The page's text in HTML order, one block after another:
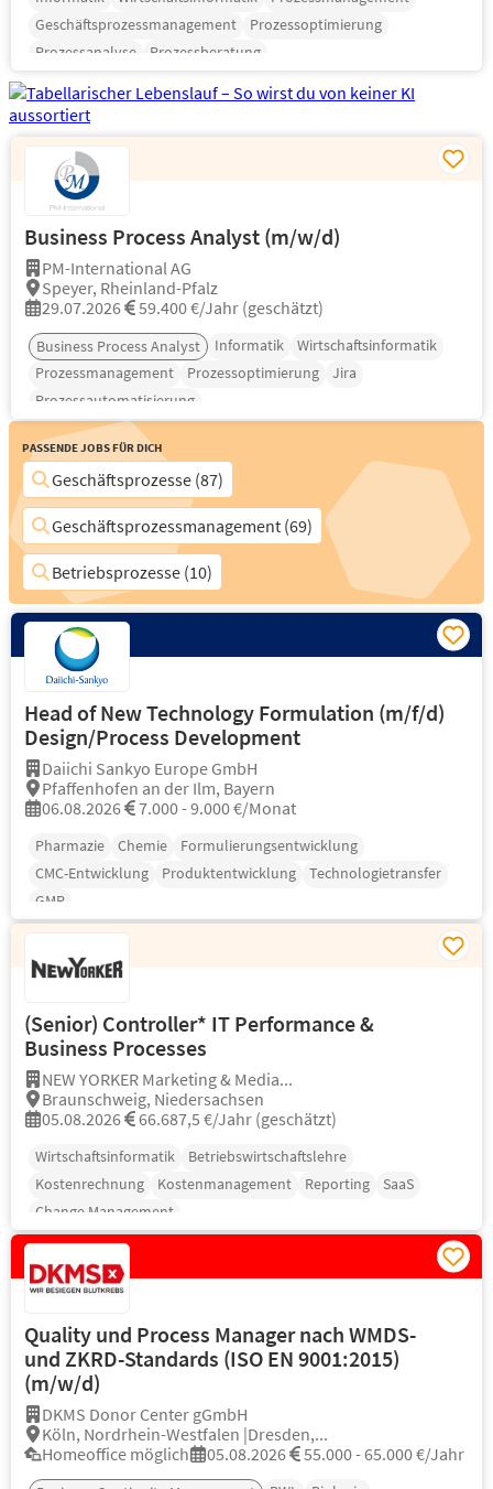
Geschäftsprozessmanagement
Prozessoptimierung
Prozessanalyse
Prozessberatung
Business Process Analyst (m/w/d)
PM-International AG
Speyer, Rheinland-Pfalz
29.07.2026
59.400 €/Jahr (geschätzt)
Business Process Analyst Informatik
Wirtschaftsinformatik
Prozessmanagement
Prozessoptimierung
Jira
Prozessautomatisierung
Passende Jobs für Dich
Geschäftsprozesse (87)
Geschäftsprozessmanagement (69)
Betriebsprozesse (10)
Head of New Technology Formulation (m/f/d)
Design/Process Development
Daiichi Sankyo Europe GmbH
Pfaffenhofen an der Ilm, Bayern
06.08.2026
7.000 - 9.000 €/Monat
Pharmazie Chemie
Formulierungsentwicklung
CMC-Entwicklung
Produktentwicklung
Technologietransfer
GMP
(Senior) Controller* IT Performance &
Business Processes
NEW YORKER Marketing & Media...
Braunschweig, Niedersachsen
05.08.2026
66.687,5 €/Jahr (geschätzt)
Wirtschaftsinformatik
Betriebswirtschaftslehre
Kostenrechnung
Kostenmanagement Reporting
SaaS
Change Management
Quality und Process Manager nach WMDS-
und ZKRD-Standards (ISO EN 9001:2015)
(m/w/d)
DKMS Donor Center gGmbH
Köln, Nordrhein-Westfalen |Dresden,...
Homeoffice möglich
05.08.2026 55.000 - 65.000 €/Jahr